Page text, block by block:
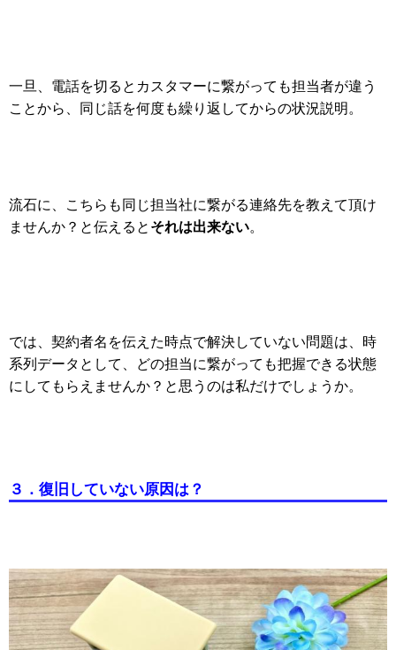
一旦、電話を切るとカスタマーに繋がっても担当者が違う
ことから、同じ話を何度も繰り返してからの状況説明。
流石に、こちらも同じ担当社に繋がる連絡先を教えて頂け
ませんか？と伝えるとそれは出来ない。
では、契約者名を伝えた時点で解決していない問題は、時
系列データとして、どの担当に繋がっても把握できる状態
にしてもらえませんか？と思うのは私だけでしょうか。
３．復旧していない原因は？